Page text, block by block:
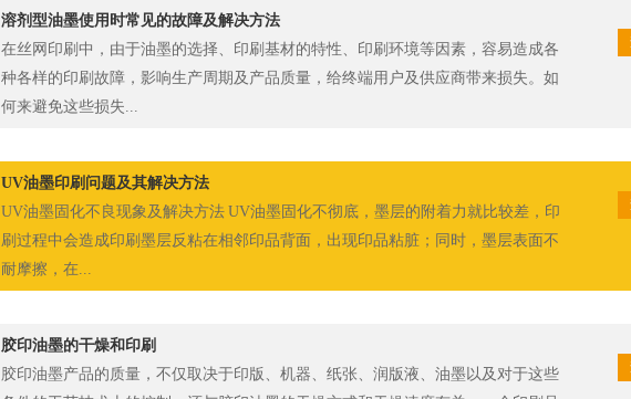
溶剂型油墨使用时常见的故障及解决方法
在丝网印刷中，由于油墨的选择、印刷基材的特性、印刷环境等因素，容易造成各
种各样的印刷故障，影响生产周期及产品质量，给终端用户及供应商带来损失。如
何来避免这些损失...
UV油墨印刷问题及其解决方法
UV油墨固化不良现象及解决方法 UV油墨固化不彻底，墨层的附着力就比较差，印
刷过程中会造成印刷墨层反粘在相邻印品背面，出现印品粘脏；同时，墨层表面不
耐摩擦，在...
胶印油墨的干燥和印刷
胶印油墨产品的质量，不仅取决于印版、机器、纸张、润版液、油墨以及对于这些